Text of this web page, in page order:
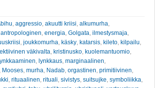
aggressio akuutti kriisi alkumurha
antropologinen energia Golgata ilmestysmaja
joukkomurha käsky katarsis kileto kilpailu
väkivalta kristinusko kuolemantuomio
lynkkaus marginaalinen
Mooses murha Nadab orgastinen primitiivinen
rituaalinen rituali sivistys suitsujke symboliikka